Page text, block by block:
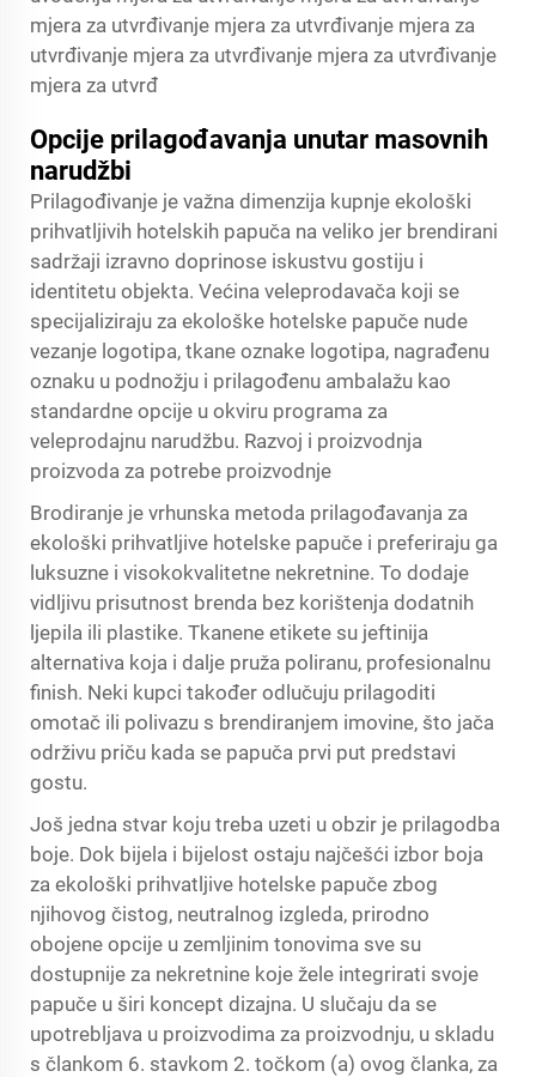
mjera za utvrđivanje mjera za utvrđivanje mjera za
utvrđivanje mjera za utvrđivanje mjera za utvrđivanje
mjera za utvrđ
Opcije prilagođavanja unutar masovnih
narudžbi
Prilagođivanje je važna dimenzija kupnje ekološki
prihvatljivih hotelskih papuča na veliko jer brendirani
sadržaji izravno doprinose iskustvu gostiju i
identitetu objekta. Većina veleprodavača koji se
specijaliziraju za ekološke hotelske papuče nude
vezanje logotipa, tkane oznake logotipa, nagrađenu
oznaku u podnožju i prilagođenu ambalažu kao
standardne opcije u okviru programa za
veleprodajnu narudžbu. Razvoj i proizvodnja
proizvoda za potrebe proizvodnje
Brodiranje je vrhunska metoda prilagođavanja za
ekološki prihvatljive hotelske papuče i preferiraju ga
luksuzne i visokokvalitetne nekretnine. To dodaje
vidljivu prisutnost brenda bez korištenja dodatnih
ljepila ili plastike. Tkanene etikete su jeftinija
alternativa koja i dalje pruža poliranu, profesionalnu
finish. Neki kupci također odlučuju prilagoditi
omotač ili polivazu s brendiranjem imovine, što jača
održivu priču kada se papuča prvi put predstavi
gostu.
Još jedna stvar koju treba uzeti u obzir je prilagodba
boje. Dok bijela i bijelost ostaju najčešći izbor boja
za ekološki prihvatljive hotelske papuče zbog
njihovog čistog, neutralnog izgleda, prirodno
obojene opcije u zemljinim tonovima sve su
dostupnije za nekretnine koje žele integrirati svoje
papuče u širi koncept dizajna. U slučaju da se
upotrebljava u proizvodima za proizvodnju, u skladu
s člankom 6. stavkom 2. točkom (a) ovog članka, za